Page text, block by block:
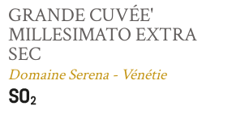
GRANDE CUVÉE'
MILLESIMATO EXTRA
SEC
Domaine Serena - Vénétie